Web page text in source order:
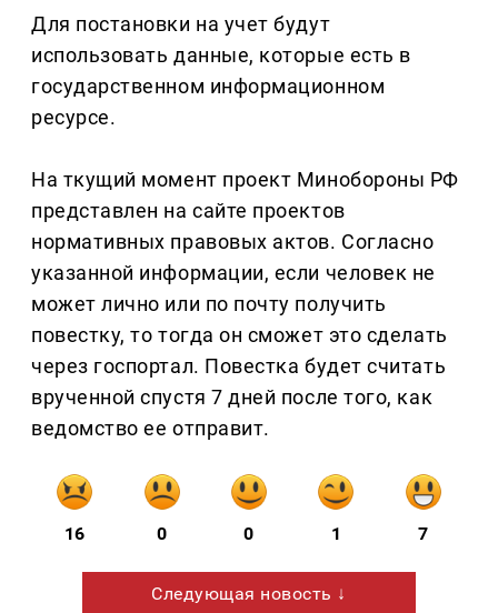
Для постановки на учет будут
использовать данные, которые есть в
государственном информационном
ресурсе.
На ткущий момент проект Минобороны РФ
представлен на сайте проектов
нормативных правовых актов. Согласно
указанной информации, если человек не
может лично или по почту получить
повестку, то тогда он сможет это сделать
через госпортал. Повестка будет считать
врученной спустя 7 дней после того, как
ведомство ее отправит.
16 0 0 1 7
Следующая новость ↓